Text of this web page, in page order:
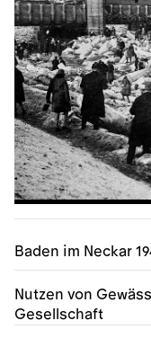
Baden im Neckar
Nutzen von
Gesellschaft